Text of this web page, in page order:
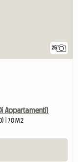
25
Appartamenti)
| 70 M2